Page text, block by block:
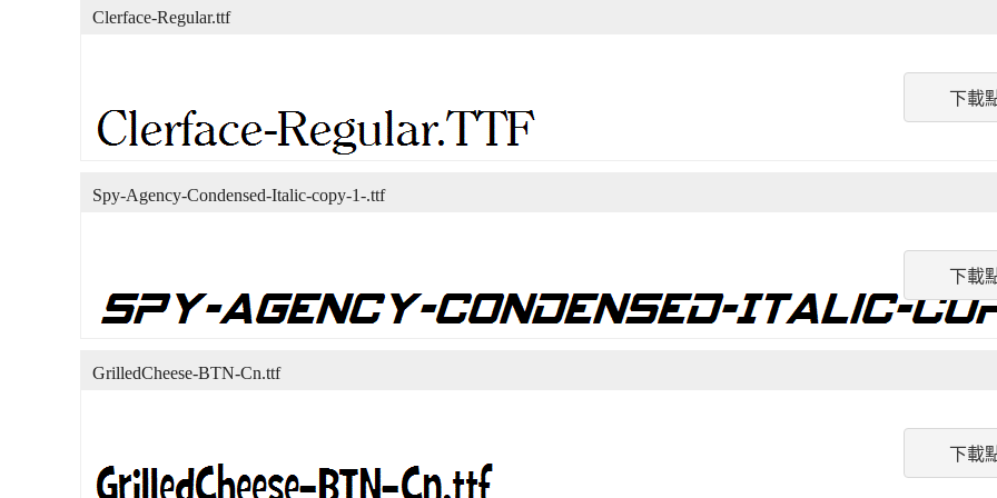
下載
Clerface-Regular.ttf
下載
Spy-Agency-Condensed-Italic-copy-1-.ttf
下載
GrilledCheese-BTN-Cn.ttf